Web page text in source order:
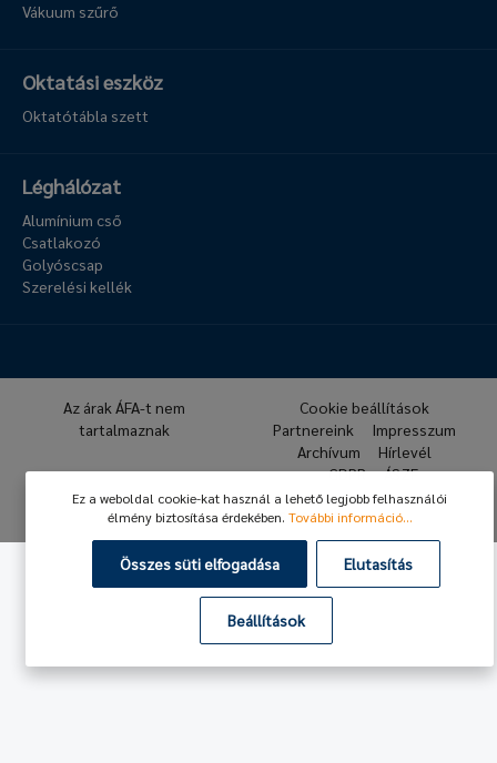
Vákuum szűrő
Oktatási eszköz
Oktatótábla szett
Léghálózat
Alumínium cső
Csatlakozó
Golyóscsap
Szerelési kellék
© 2026 Hafner Pneumatika
Az árak ÁFA-t nem
tartalmaznak
Cookie beállítások
Partnereink
Impresszum
Archívum
Hírlevél
GDPR
ÁSZF
Ez a weboldal cookie-kat használ a lehető legjobb felhasználói
élmény biztosítása érdekében. További információ...
Összes süti elfogadása Elutasítás
Beállítások